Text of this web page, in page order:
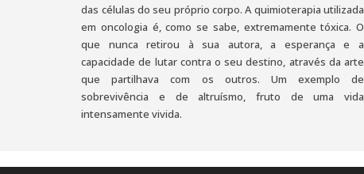
das células do seu próprio corpo. A quimioterapia utilizada
em oncologia é, como se sabe, extremamente tóxica. O
que nunca retirou à sua autora, a esperança e a
capacidade de lutar contra o seu destino, através da arte
que partilhava com os outros. Um exemplo de
sobrevivência e de altruísmo, fruto de uma vida
intensamente vivida.